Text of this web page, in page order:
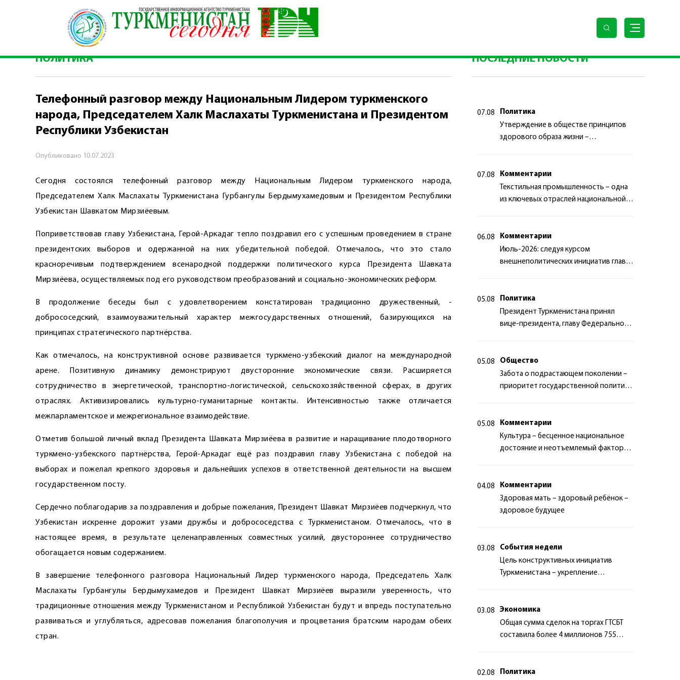
\ Политика \
Телефонный разговор между Национальным Лидером туркменского народа, Председателем Халк Маслахаты Туркменистана и Президентом
Республики Узбекистан
ПОЛИТИКА
Телефонный разговор между Национальным Лидером туркменского
народа, Председателем Халк Маслахаты Туркменистана и Президентом
Республики Узбекистан
Опубликовано 10.07.2023
Сегодня состоялся телефонный разговор между Национальным Лидером туркменского народа,
Председателем Халк Маслахаты Туркменистана Гурбангулы Бердымухамедовым и Президентом Республики
Узбекистан Шавкатом Мирзиёевым.
Поприветствовав главу Узбекистана, Герой-Аркадаг тепло поздравил его с успешным проведением в стране
президентских выборов и одержанной на них убедительной победой. Отмечалось, что это стало
красноречивым подтверждением всенародной поддержки политического курса Президента Шавката
Мирзиёева, осуществляемых под его руководством преобразований и социально-экономических реформ.
В продолжение беседы был с удовлетворением констатирован традиционно дружественный, ­
добрососедский, взаимоуважительный характер межгосударственных отношений, базирующихся на
принципах стратегического партнёрства.
Как отмечалось, на конструктивной основе развивается туркмено-узбекский диалог на международной
арене. Позитивную динамику демонстрируют двусторонние экономические связи. Расширяется
сотрудничество в энергетической, транспортно-логистической, сельскохозяйственной сферах, в других
отраслях. Активизировались культурно-гуманитарные контакты. Интенсивностью также отличается
межпарламентское и межрегиональное взаимодействие.
Отметив большой личный вклад Президента Шавката Мирзиёева в развитие и наращивание плодотворного
турк­мено-узбекского партнёрства, Герой-Аркадаг ещё раз поздравил главу Узбекистана с победой на
выборах и пожелал крепкого здоровья и дальнейших успехов в ответственной деятельности на высшем
государственном посту.
Сердечно поблагодарив за поздравления и добрые пожелания, Президент Шавкат Мирзиёев подчеркнул, что
Узбекистан искренне дорожит узами дружбы и добрососедства с Туркменистаном. Отмечалось, что в
настоящее время, в результате целенаправленных совместных усилий, двустороннее сотрудничество
обогащается новым содержанием.
В завершение телефонного разговора Национальный Лидер туркменского народа, Председатель Халк
Маслахаты Гурбангулы Бердымухамедов и Президент Шавкат Мирзиёев выразили уверенность, что
традиционные отношения между Туркменистаном и Республикой Узбекистан будут и впредь пос­тупательно
развиваться и углуб­ляться, адресовав пожелания благополучия и процветания братским народам обеих
стран.
ПОСЛЕДНИЕ НОВОСТИ
07.08
Политика
Утверждение в обществе принципов
здорового образа жизни –
07.08
Комментарии
Текстильная промышленность – одна
из ключевых отраслей национальной
06.08
Комментарии
Июль-2026: следуя курсом
внешнеполитических инициатив главы
05.08
Политика
Президент Туркменистана принял
вице-президента, главу Федерального
05.08
Общество
Забота о подрастающем поколении –
приоритет государственной политики
05.08
Комментарии
Культура – бесценное национальное
достояние и неотъемлемый фактор
04.08
Комментарии
Здоровая мать – здоровый ребёнок –
здоровое будущее
03.08
События недели
Цель конструктивных инициатив
Туркменистана – укрепление
03.08
Экономика
Общая сумма сделок на торгах ГТСБТ
составила более 4 миллионов 755
02.08 Политика